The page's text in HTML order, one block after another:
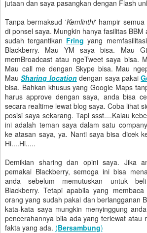
jutaan dan saya pasangkan dengan Flash
Tanpa bermaksud 'Kemlinthi' hampir semua
di ponsel saya. Mungkin hanya fasilitas
sudah tergantikan Fring yang
Blackberry. Mau YM saya bisa. Mau
memBroadcast atau ngeTweet saya bisa.
Mau call me dengan Skype bisa. Mau
MauSharing locationdengan saya pakai
bisa. Bahkan khusus yang Google Maps
harus approve dengan saya, anda bisa
secara realtime lewat blog saya. Coba lihat
posisi saya sekarang. Tapi ssst....Kalau
ini adalah teman saya dalam satu
ke atasan saya, ya. Nanti saya bisa dicek
Hi....Hi.....
Demikian sharing dan opini saya. Jika
pemakai Blackberry, semoga ini bisa
anda sebelum memutuskan untuk
Blackberry. Tetapi apabila yang
orang yang sudah pakai dan berlangganan
kata-kata saya mungkin menyinggung
pencerahannya bila ada yang terlewat atau
fakta yang ada. (Bersambung)